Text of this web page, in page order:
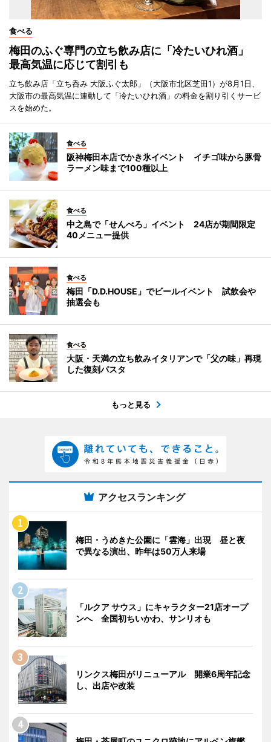
食べる
梅田のふぐ専門の立ち飲み店に「冷たいひれ酒」
最高気温に応じて割引も
立ち飲み店「立ち呑み 大阪ふぐ太郎」（大阪市北区芝田1）が8月1日、
大阪市の最高気温に連動して「冷たいひれ酒」の料金を割り引くサービ
スを始めた。
食べる
阪神梅田本店でかき氷イベント イチゴ味から豚骨
ラーメン味まで100種以上
食べる
中之島で「せんべろ」イベント 24店が期間限定
40メニュー提供
食べる
梅田「D.D.HOUSE」でビールイベント 試飲会や
抽選会も
食べる
大阪・天満の立ち飲みイタリアンで「父の味」再現
した復刻パスタ
もっと見る
アクセスランキング
梅田・うめきた公園に「雲海」出現 昼と夜
で異なる演出、昨年は50万人来場
「ルクア サウス」にキャラクター21店オープ
ンへ 全国初ちいかわ、サンリオも
リンクス梅田がリニューアル 開業6周年記念
し、出店や改装